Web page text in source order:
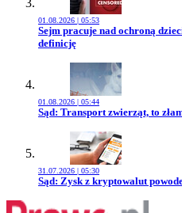
01.08.2026 | 05:53
Przejdź do artykułu:
Sejm pracuje nad ochroną
definicję
01.08.2026 | 05:44
Przejdź do artykułu:
Sąd: Transport zwierząt, to
31.07.2026 | 05:30
Przejdź do artykułu:
Sąd: Zysk z kryptowalut